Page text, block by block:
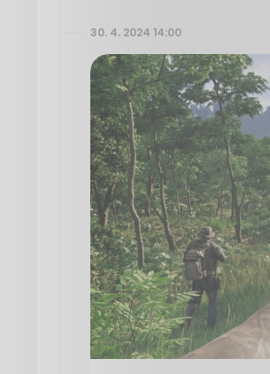
30. 4. 2024 14:00